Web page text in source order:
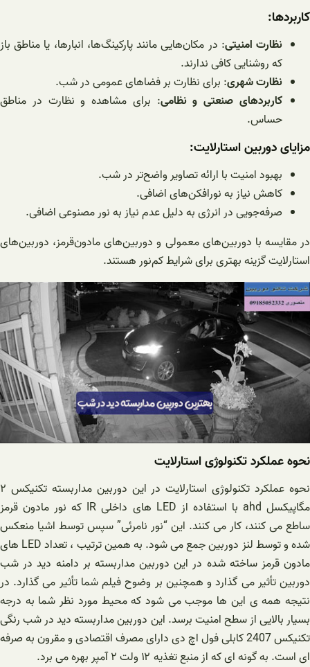
کاربردها:
نظارت امنیتی: در مکان‌هایی مانند پارکینگ‌ها، انبارها، یا مناطق باز
که روشنایی کافی ندارند.
نظارت شهری: برای نظارت بر فضاهای عمومی در شب.
کاربردهای صنعتی و نظامی: برای مشاهده و نظارت در مناطق
حساس.
مزایای دوربین استارلایت:
بهبود امنیت با ارائه تصاویر واضح‌تر در شب.
کاهش نیاز به نورافکن‌های اضافی.
صرفه‌جویی در انرژی به دلیل عدم نیاز به نور مصنوعی اضافی.
در مقایسه با دوربین‌های معمولی و دوربین‌های مادون‌قرمز، دوربین‌های
استارلایت گزینه بهتری برای شرایط کم‌نور هستند.
نحوه عملکرد تکنولوژی استارلایت
نحوه عملکرد تکنولوژی استارلایت در این دوربین مداربسته تکنیکس ۲
مگاپیکسل ahd با استفاده از LED های داخلی IR که نور مادون قرمز
ساطع می کنند، کار می کنند. این “نور نامرئی” سپس توسط اشیا منعکس
شده و توسط لنز دوربین جمع می شود. به همین ترتیب ، تعداد LED های
مادون قرمز ساخته شده در این دوربین مداربسته بر دامنه دید در شب
دوربین تأثیر می گذارد و همچنین بر وضوح فیلم شما تأثیر می گذارد. در
نتیجه همه ی این ها موجب می شود که محیط مورد نظر شما به درجه
بسیار بالایی از سطح امنیت برسد. این دوربین مداربسته دید در شب رنگی
تکنیکس 2407‌ کابلی فول اچ دی دارای مصرف اقتصادی و مقرون به صرفه
ای است. به گونه ای که از منبع تغذیه ۱۲ ولت ۲ آمپر بهره می برد.